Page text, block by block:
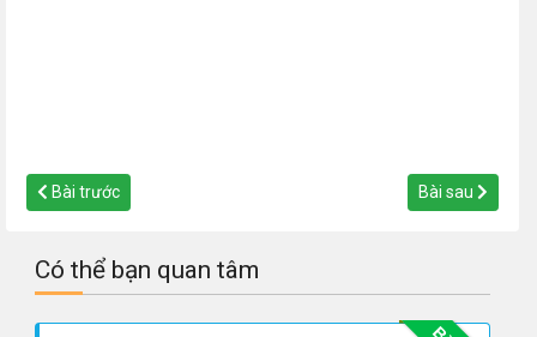
Bài trước Bài sau
Có thể bạn quan tâm